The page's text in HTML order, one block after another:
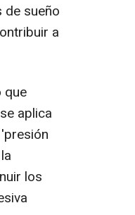
de sueño
a
que
aplica
los